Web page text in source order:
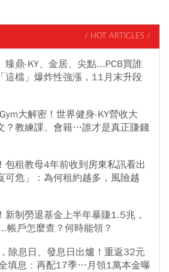
/ HOT ARTICLES /
臻鼎-KY、金居、尖點...PCB買誰
這檔」爆炸性強漲，11月末升段
大解密！世界健身-KY營收大
？教練課、會籍…誰才是真正賺錢
包租教母4年前收到房東私訊看出
可危」：為何租約越多，風險越
新制勞退基金上半年暴賺1.5兆，
帳戶怎麼查？何時能領？
除息日、發息日出爐！重返32元
填息：再配17季…月領1萬本金曝